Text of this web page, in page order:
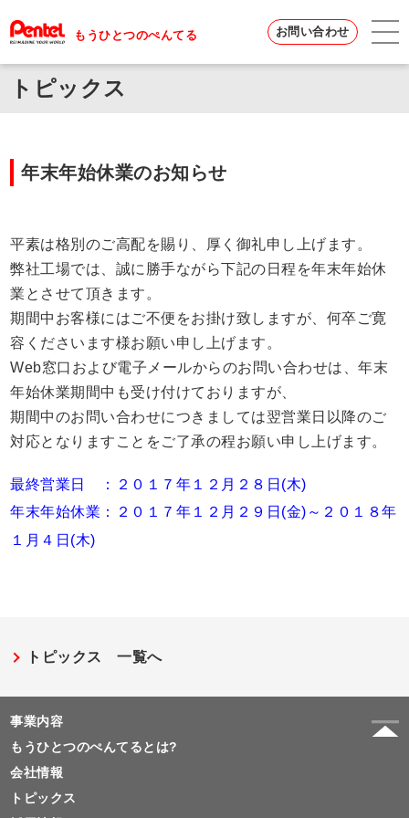
もうひとつのぺんてる お問い合わせ
トピックス
年末年始休業のお知らせ
平素は格別のご高配を賜り、厚く御礼申し上げます。
弊社工場では、誠に勝手ながら下記の日程を年末年始休
業とさせて頂きます。
期間中お客様にはご不便をお掛け致しますが、何卒ご寛
容くださいます様お願い申し上げます。
Web窓口および電子メールからのお問い合わせは、年末
年始休業期間中も受け付けておりますが、
期間中のお問い合わせにつきましては翌営業日以降のご
対応となりますことをご了承の程お願い申し上げます。
最終営業日 ：２０１７年１２月２８日(木)
年末年始休業：２０１７年１２月２９日(金)～２０１８年
１月４日(木)
トピックス 一覧へ
事業内容
もうひとつのぺんてるとは?
会社情報
トピックス